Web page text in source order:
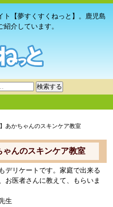
ト【夢すくすくねっと】。鹿児島
介しています。
検索する
あかちゃんのスキンケア教室
ゃんのスキンケア教室
デリケートです。家庭で出来る
お医者さんに教えて、もらいま
生